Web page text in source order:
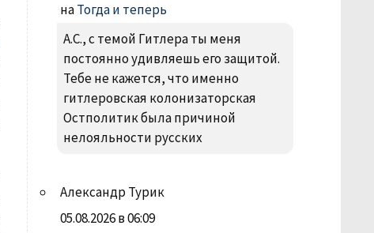
наТогда и теперь
А.С., с темой Гитлера ты меня
постоянно удивляешь его защитой.
Тебе не кажется, что именно
гитлеровская колонизаторская
Остполитик была причиной
нелояльности русских
Александр Турик
05.08.2026 в 06:09